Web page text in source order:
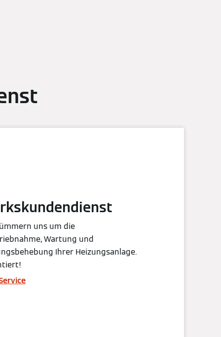
uns um die
Wartung und
Ihrer Heizungsanlage.